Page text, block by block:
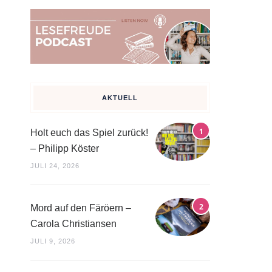
AKTUELL
Holt euch das Spiel zurück!
– Philipp Köster
JULI 24, 2026
Mord auf den Färöern –
Carola Christiansen
JULI 9, 2026